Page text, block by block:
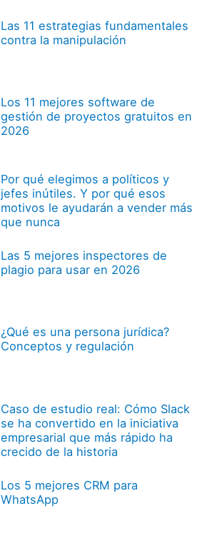
Las 11 estrategias fundamentales
contra la manipulación
Los 11 mejores software de
gestión de proyectos gratuitos en
2026
Por qué elegimos a políticos y
jefes inútiles. Y por qué esos
motivos le ayudarán a vender más
que nunca
Las 5 mejores inspectores de
plagio para usar en 2026
¿Qué es una persona jurídica?
Conceptos y regulación
Caso de estudio real: Cómo Slack
se ha convertido en la iniciativa
empresarial que más rápido ha
crecido de la historia
Los 5 mejores CRM para
WhatsApp